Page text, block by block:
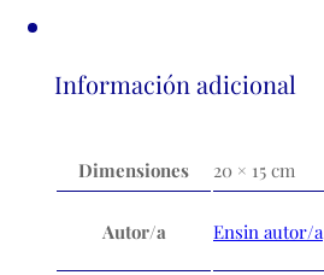
Información adicional
Dimensiones 20 × 15 cm
Autor/a Ensin autor/a